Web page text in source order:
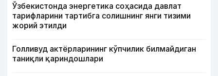
Ўзбекистонда энергетика соҳасида давлат
тарифларини тартибга солишнинг янги тизими
жорий этилди
Голливуд актёрларининг кўпчилик билмайдиган
таниқли қариндошлари